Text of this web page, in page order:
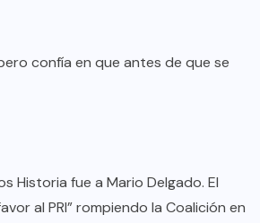
confía en que antes de que se
Historia fue a Mario Delgado. El
al PRI” rompiendo la Coalición en